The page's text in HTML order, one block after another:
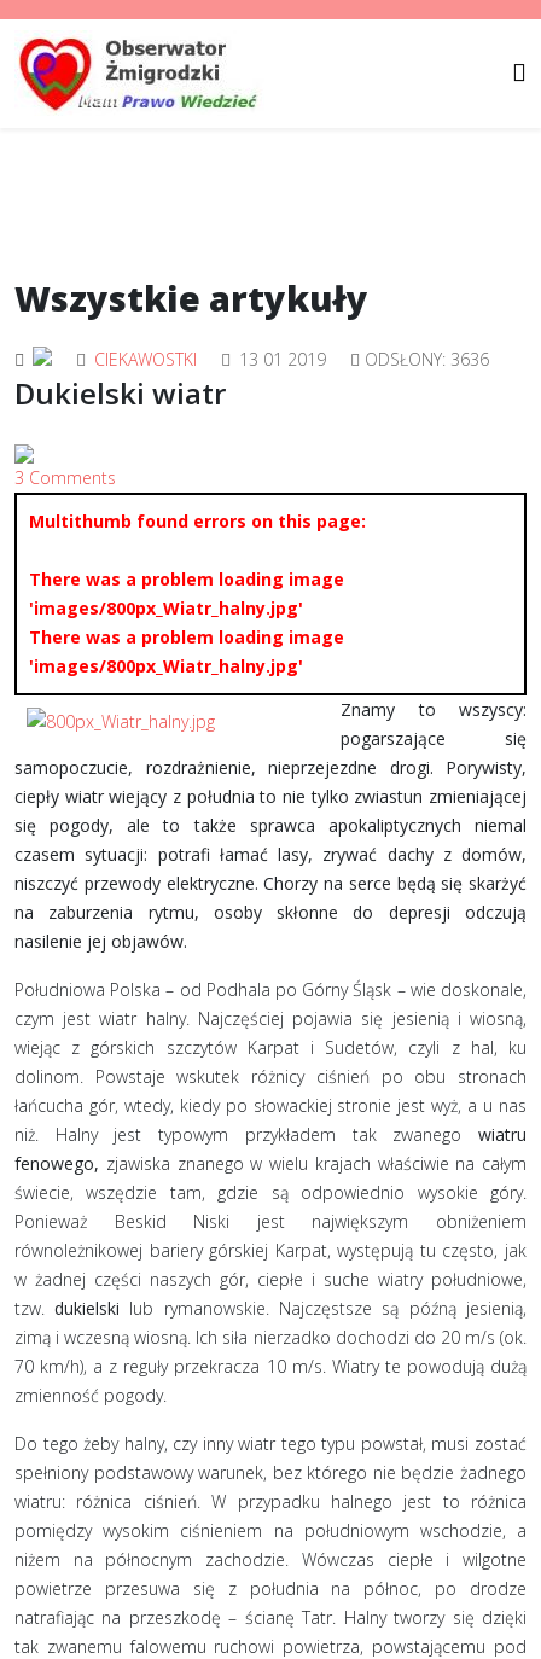
Wszystkie artykuły
CIEKAWOSTKI 13 01 2019 ODSŁONY: 3636
Dukielski wiatr
3 Comments
Multithumb found errors on this page:
There was a problem loading image
'images/800px_Wiatr_halny.jpg'
There was a problem loading image
'images/800px_Wiatr_halny.jpg'
Znamy to wszyscy:
pogarszające się
samopoczucie, rozdrażnienie, nieprzejezdne drogi. Porywisty,
ciepły wiatr wiejący z południa to nie tylko zwiastun zmieniającej
się pogody, ale to także sprawca apokaliptycznych niemal
czasem sytuacji: potrafi łamać lasy, zrywać dachy z domów,
niszczyć przewody elektryczne. Chorzy na serce będą się skarżyć
na zaburzenia rytmu, osoby skłonne do depresji odczują
nasilenie jej objawów.
Południowa Polska – od Podhala po Górny Śląsk – wie doskonale,
czym jest wiatr halny. Najczęściej pojawia się jesienią i wiosną,
wiejąc z górskich szczytów Karpat i Sudetów, czyli z hal, ku
dolinom. Powstaje wskutek różnicy ciśnień po obu stronach
łańcucha gór, wtedy, kiedy po słowackiej stronie jest wyż, a u nas
niż. Halny jest typowym przykładem tak zwanego wiatru
fenowego, zjawiska znanego w wielu krajach właściwie na całym
świecie, wszędzie tam, gdzie są odpowiednio wysokie góry.
Ponieważ Beskid Niski jest największym obniżeniem
równoleżnikowej bariery górskiej Karpat, występują tu często, jak
w żadnej części naszych gór, ciepłe i suche wiatry południowe,
tzw. dukielski lub rymanowskie. Najczęstsze są późną jesienią,
zimą i wczesną wiosną. Ich siła nierzadko dochodzi do 20 m/s (ok.
70 km/h), a z reguły przekracza 10 m/s. Wiatry te powodują dużą
zmienność pogody.
Do tego żeby halny, czy inny wiatr tego typu powstał, musi zostać
spełniony podstawowy warunek, bez którego nie będzie żadnego
wiatru: różnica ciśnień. W przypadku halnego jest to różnica
pomiędzy wysokim ciśnieniem na południowym wschodzie, a
niżem na północnym zachodzie. Wówczas ciepłe i wilgotne
powietrze przesuwa się z południa na północ, po drodze
natrafiając na przeszkodę – ścianę Tatr. Halny tworzy się dzięki
tak zwanemu falowemu ruchowi powietrza, powstającemu pod